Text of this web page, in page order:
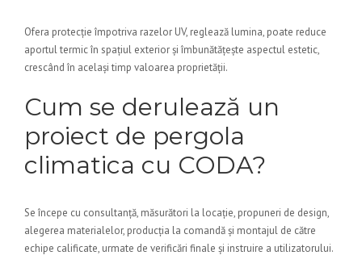
Ofera protecție împotriva razelor UV, reglează lumina, poate reduce
aportul termic în spațiul exterior și îmbunătățește aspectul estetic,
crescând în același timp valoarea proprietății.
Cum se derulează un
proiect de pergola
climatica cu CODA?
Se începe cu consultanță, măsurători la locație, propuneri de design,
alegerea materialelor, producția la comandă și montajul de către
echipe calificate, urmate de verificări finale și instruire a utilizatorului.